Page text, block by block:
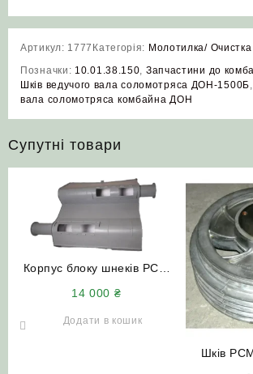
Артикул: 1777 Категорія: Молотилка/ Очистка
Позначки: 10.01.38.150, Запчастини до
Шків ведучого вала соломотряса ДОН-1500Б,
вала соломотряса комбайна ДОН
Супутні товари
Корпус блоку шнеків РСМ
14 000 ₴
Додати в кошик
Шків